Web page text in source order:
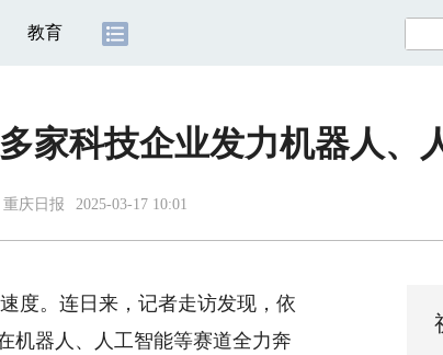
教育
家科技企业发力机器人、
重庆日报 2025-03-17 10:01
。连日来，记者走访发现，依
机器人、人工智能等赛道全力奔